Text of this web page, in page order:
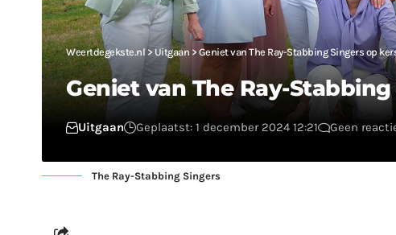
Weertdegekste.nl> Uitgaan > Geniet van The Ray-Stabbing Singers op
Geniet van The Ray-
Uitgaan Geplaatst: 1 december 2024 12:21 Geen
The Ray-Stabbing Singers